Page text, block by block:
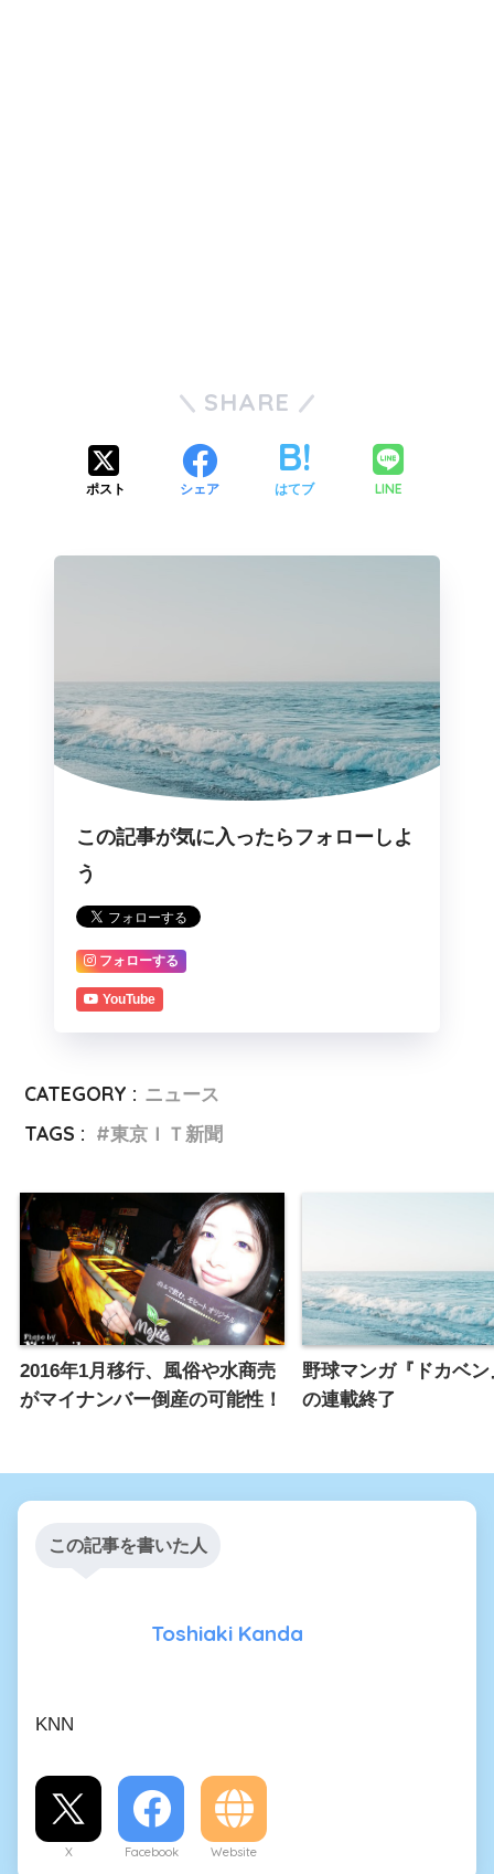
SHARE
ポスト シェア はてブ LINE
この記事が気に入ったらフォローしよ
う
フォローする
YouTube
CATEGORY : ニュース
TAGS :
東京ＩＴ新聞
2016年1月移行、風俗や水商売
がマイナンバー倒産の可能性！
野球マンガ『ドカベ
の連載終了
この記事を書いた人
Toshiaki Kanda
KNN
X Facebook Website